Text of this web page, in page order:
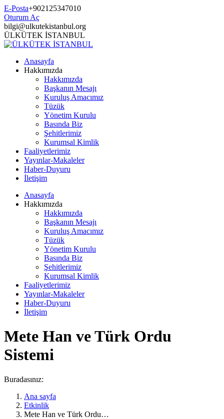
Kaydırma
içeriği
E-Posta+902125347010
Oturum Aç
Facebook
Twitter
için
Youtube
için
Instagram
Hakkında
Mail
ile
Whatsapp
Hakkında
bilgi@ulkutekistanbul.org
ÜLKÜTEK İSTANBUL
Anasayfa
Hakkımızda
Hakkımızda
Başkanın Mesajı
Kuruluş Amacımız
Tüzük
Yönetim Kurulu
Basında Biz
Şehitlerimiz
Kurumsal Kimlik
Faaliyetlerimiz
Yayınlar-Makaleler
Haber-Duyuru
İletişim
Anasayfa
Hakkımızda
Hakkımızda
Başkanın Mesajı
Kuruluş Amacımız
Tüzük
Yönetim Kurulu
Basında Biz
Şehitlerimiz
Kurumsal Kimlik
Faaliyetlerimiz
Yayınlar-Makaleler
Haber-Duyuru
İletişim
Mete Han ve Türk Ordu
Sistemi
Buradasınız:
Ana sayfa
Etkinlik
Mete Han ve Türk Ordu…